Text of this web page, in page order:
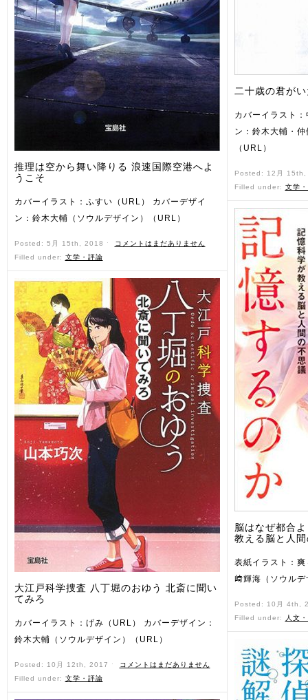
推理は空から舞い降りる 浪速国際空港へよ
うこそ
カバーイラスト：ふすい（URL） カバーデザイ
ン：鈴木大輔（ソウルデザイン）（URL）
Posted: 5月 15th, 2018 ˑ
コメントはまだありません
Filled under: 文学・評論
大江戸科学捜査 八丁堀のおゆう 北斎に聞い
てみろ
カバーイラスト：げみ（URL） カバーデザイン：
鈴木大輔（ソウルデザイン）（URL）
Posted: 10月 12th, 2017 ˑ
コメントはまだありません
Filled under: 文学・評論
二十歳の君が
カバーイラスト
ン：鈴木大輔・
（URL）
Posted: 12月
Filled under: 文学
脳はなぜ都合
教える脳と人
表紙イラスト：
﨑輝海（ソウル
Posted: 10月 4th,
Filled under:
人文